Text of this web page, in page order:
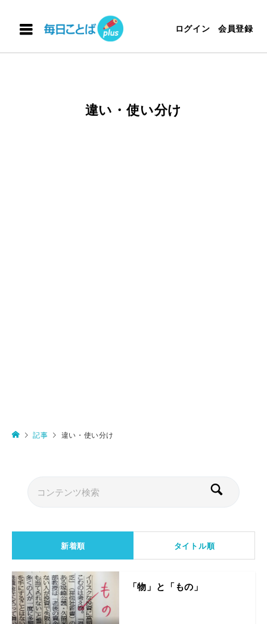
ログイン 会員登録
違い・使い分け
記事 違い・使い分け
新着順 タイトル順
「物」と「もの」